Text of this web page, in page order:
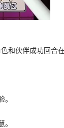
和伙伴成功回合